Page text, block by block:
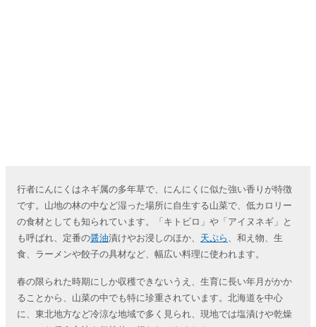
行者にんにくはネギ属の多年草で、にんにくに似た強い香りが特徴
です。山地の林の中など湿った場所に自生する山菜で、低カロリー
の食材としても知られています。「キトビロ」や「アイヌネギ」と
も呼ばれ、定番の醤油漬けやお浸しのほか、 天ぷら 、和え物、生
食、ラーメンや餃子の具材など、幅広い料理に使われます。
春の限られた時期にしか収穫できないうえ、生育に長い年月がかか
ることから、山菜の中でも特に珍重されています。北海道を中心
に、東北地方など冷涼な地域で多く見られ、現地では塩漬けや乾燥